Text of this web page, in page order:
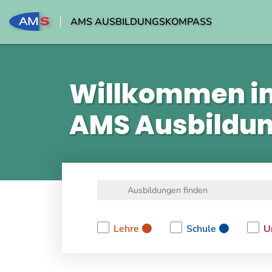
AMS AUSBILDUNGSKOMPASS
Willkommen
AMS
Lehre
Schule